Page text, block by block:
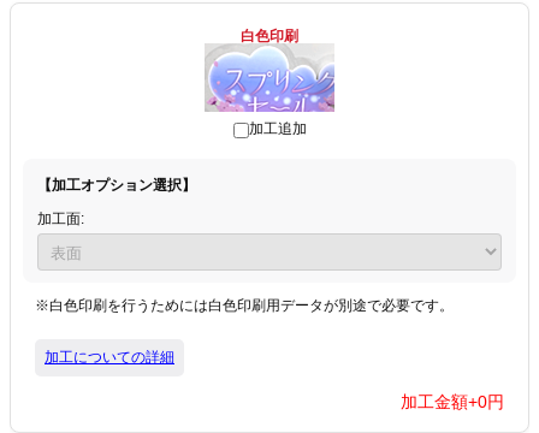
白色印刷
加工追加
【加工オプション選択】
加工面:
※白色印刷を行うためには白色印刷用データが別途で必要です。
加工についての詳細
加工金額+0円